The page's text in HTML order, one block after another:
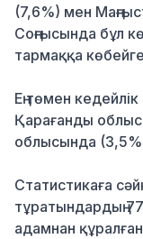
(7,6%) мен
Соңғысында бұл
тармаққа
Ең төмен
Қарағанды
облысында (3,5%)
Статистикаға
тұратындардың
адамнан